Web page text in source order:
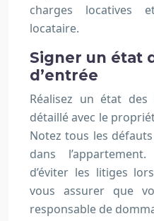
charges locatives
locataire.
Signer un état
d’entrée
Réalisez un état des
détaillé avec le
Notez tous les
dans
d’éviter les litiges
vous assurer que
responsable de